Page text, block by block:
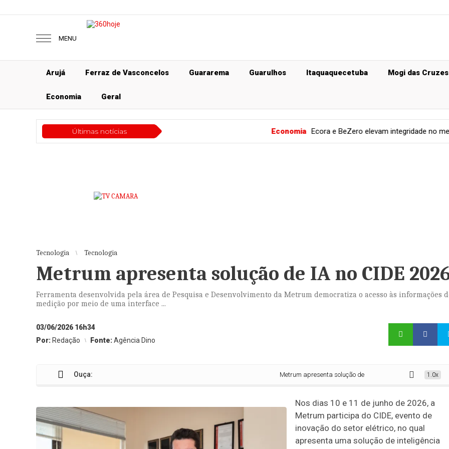
MENU
Arujá Ferraz de Vasconcelos Guararema Guarulhos Itaquaquecetuba Mogi das Cruzes
Economia Geral
Últimas notícias Ecora e BeZero elevam integridade no mercado de
Tecnologia Tecnologia
Metrum apresenta solução de IA no CIDE
Ferramenta desenvolvida pela área de Pesquisa e Desenvolvimento da Metrum democratiza o acesso às informações
medição por meio de uma interface ...
03/06/2026 16h34
Por: Redação Fonte:Agência Dino
Ouça: Metrum apresenta solução de IA no CIDE 2026 1.0x
Nos dias 10 e 11 de junho de 2026, a
Metrum participa do CIDE, evento de
inovação do setor elétrico, no qual
apresenta uma solução de inteligência